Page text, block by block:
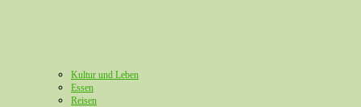
Kultur und Leben
Essen
Reisen